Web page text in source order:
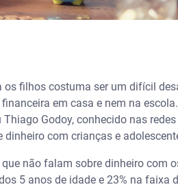
filhos costuma ser um difícil
em casa e nem na
Godoy, conhecido nas
com crianças e
não falam sobre dinheiro com
5 anos de idade e 23% na faixa